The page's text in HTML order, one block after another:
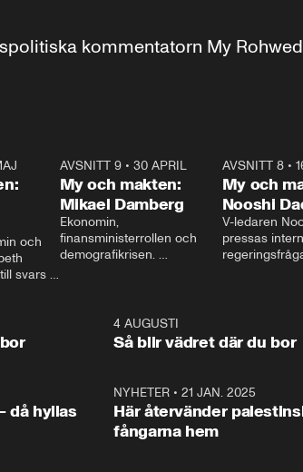
kommentatorn My
och
svars
AVSNITT 9• 30 APRIL
My och makten:
Mikael Damberg
Ekonomin,
finansministerrollen och
demografikrisen.
och Makten.
AVSNITT 8•
My och
Nooshi
V-ledaren
pressas
– Vi ställer
vara med så
1:064 AUGUSTI
Så blir vädret där du bor
då hyllas
NYHETER •21 JAN. 2025
Här återvänder
fångarna hem